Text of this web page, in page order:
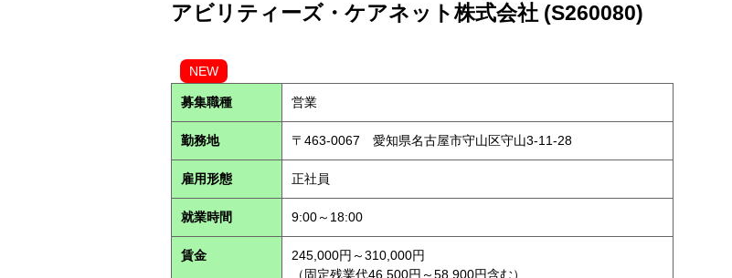
アビリティーズ・ケアネット株式会社 (S260080)
NEW
募集職種 営業
勤務地 〒463-0067 愛知県名古屋市守山区守山3-11-28
雇用形態 正社員
就業時間 9:00～18:00
賃金
245,000円～310,000円
（固定残業代46,500円～58,900円含む）